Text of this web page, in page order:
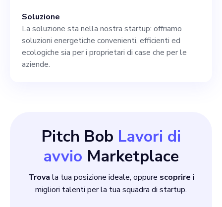
sviluppi ingegneristici.
Requisiti: 1. Laurea in
Ingegneria
Soluzione
La soluzione sta nella nostra startup: offriamo
soluzioni energetiche convenienti, efficienti ed
ecologiche sia per i proprietari di case che per le
aziende.
Pitch Bob Lavori di
avvio Marketplace
Trova la tua posizione ideale, oppure scoprire i
migliori talenti per la tua squadra di startup.